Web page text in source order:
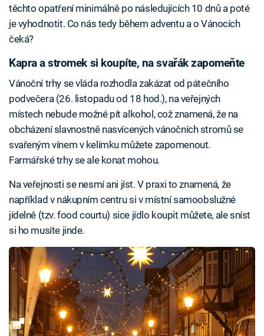
těchto opatření minimálně po následujících 10 dnů a poté
je vyhodnotit. Co nás tedy během adventu a o Vánocích
čeká?
Kapra a stromek si koupíte, na svařák zapomeňte
Vánoční trhy se vláda rozhodla zakázat od pátečního
podvečera (26. listopadu od 18 hod.), na veřejných
místech nebude možné pít alkohol, což znamená, že na
obcházení slavnostně nasvícených vánočních stromů se
svařeným vínem v kelímku můžete zapomenout.
Farmářské trhy se ale konat mohou.
Na veřejnosti se nesmí ani jíst. V praxi to znamená, že
například v nákupním centru si v místní samoobslužné
jídelně (tzv. food courtu) sice jídlo koupit můžete, ale sníst
si ho musíte jinde.